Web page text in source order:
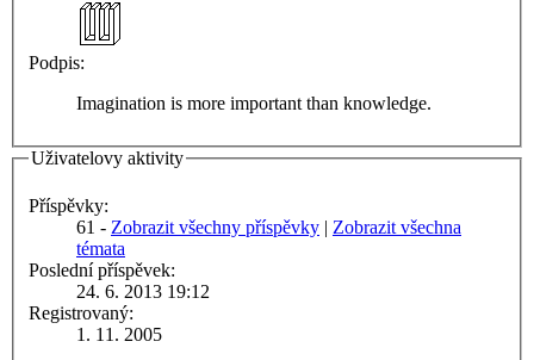
Podpis:
Imagination is more important than knowledge.
Uživatelovy aktivity
Příspěvky:
61 - Zobrazit všechny příspěvky | Zobrazit všechna
témata
Poslední příspěvek:
24. 6. 2013 19:12
Registrovaný:
1. 11. 2005